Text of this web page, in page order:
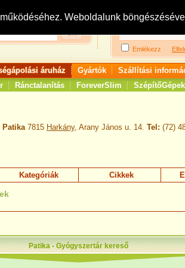
WeboldalunkBejelentkezés:
Emlékezz
áruház Gyártók Szállítási
Ránctalanítás ForeverSlim SzépítőGépek
Patika 7815 Harkány, Arany János u. 14. Tel: (72)
Kategóriák Cikkek
Patika - Gyógyszertár kereső